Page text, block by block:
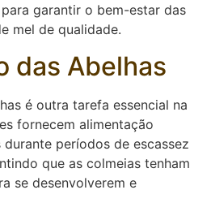
garantir o bem-estar das
mel de qualidade.
das Abelhas
é outra tarefa essencial na
fornecem alimentação
durante períodos de escassez
que as colmeias tenham
se desenvolverem e